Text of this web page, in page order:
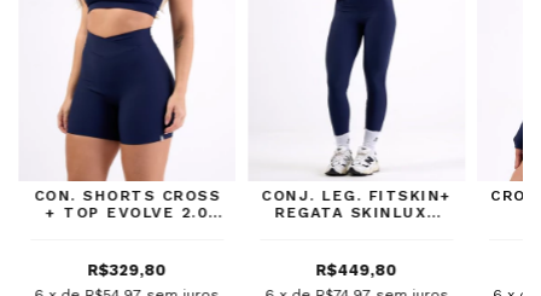
CON. SHORTS CROSS
+ TOP EVOLVE 2.0
R$329,80
CONJ. LEG. FITSKIN+
REGATA SKINLUXE
R$449,80